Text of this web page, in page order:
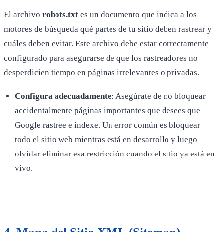
El archivo robots.txt es un documento que indica a los
motores de búsqueda qué partes de tu sitio deben rastrear y
cuáles deben evitar. Este archivo debe estar correctamente
configurado para asegurarse de que los rastreadores no
desperdicien tiempo en páginas irrelevantes o privadas.
Configura adecuadamente: Asegúrate de no bloquear
accidentalmente páginas importantes que desees que
Google rastree e indexe. Un error común es bloquear
todo el sitio web mientras está en desarrollo y luego
olvidar eliminar esa restricción cuando el sitio ya está en
vivo.